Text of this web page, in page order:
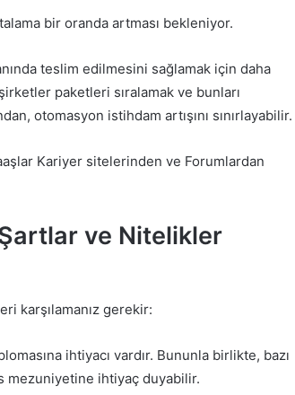
bir oranda artması bekleniyor.
teslim edilmesini sağlamak için daha
paketleri sıralamak ve bunları
otomasyon istihdam artışını sınırlayabilir.
Kariyer sitelerinden ve Forumlardan
ve Nitelikler
karşılamanız gerekir:
ihtiyacı vardır. Bununla birlikte, bazı
mezuniyetine ihtiyaç duyabilir.